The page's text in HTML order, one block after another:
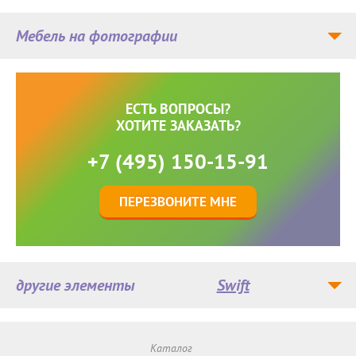
Мебель на фотографии
ЕСТЬ ВОПРОСЫ?
ХОТИТЕ ЗАКАЗАТЬ?
+7 (495) 150-15-91
ПЕРЕЗВОНИТЕ МНЕ
другие элементы Swift
Каталог